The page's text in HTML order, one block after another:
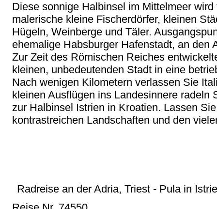
Diese sonnige Halbinsel im Mittelmeer
malerische kleine Fischerdörfer, kleinen
Hügeln, Weinberge und Täler.
ehemalige Habsburger Hafenstadt, an den
Zur Zeit des Römischen Reiches
kleinen, unbedeutenden Stadt in eine
Nach wenigen Kilometern verlassen Sie
kleinen Ausflügen ins Landesinnere radeln
zur Halbinsel Istrien in Kroatien. Lassen
kontrastreichen Landschaften und den
Radreise an der Adria, Triest - Pula in